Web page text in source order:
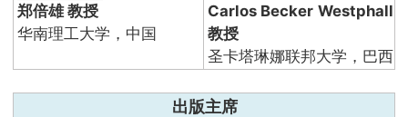
郑倍雄 教授
华南理工大学，中国
Carlos Becker Westphall
教授
圣卡塔琳娜联邦大学，巴西
出版主席